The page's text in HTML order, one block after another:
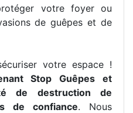
votre foyer ou
de guêpes et de
votre espace !
Stop Guêpes et
de destruction de
de confiance. Nous